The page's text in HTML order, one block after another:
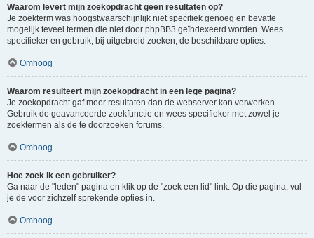
Waarom levert mijn zoekopdracht geen resultaten op?
Je zoekterm was hoogstwaarschijnlijk niet specifiek genoeg en bevatte
mogelijk teveel termen die niet door phpBB3 geïndexeerd worden. Wees
specifieker en gebruik, bij uitgebreid zoeken, de beschikbare opties.
Omhoog
Waarom resulteert mijn zoekopdracht in een lege pagina?
Je zoekopdracht gaf meer resultaten dan de webserver kon verwerken.
Gebruik de geavanceerde zoekfunctie en wees specifieker met zowel je
zoektermen als de te doorzoeken forums.
Omhoog
Hoe zoek ik een gebruiker?
Ga naar de "leden" pagina en klik op de "zoek een lid" link. Op die pagina, vul
je de voor zichzelf sprekende opties in.
Omhoog